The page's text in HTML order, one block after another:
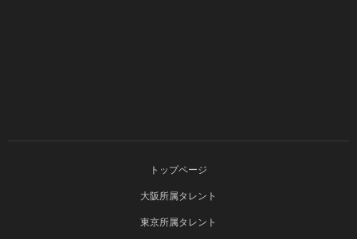
トップページ
大阪所属タレント
東京所属タレント